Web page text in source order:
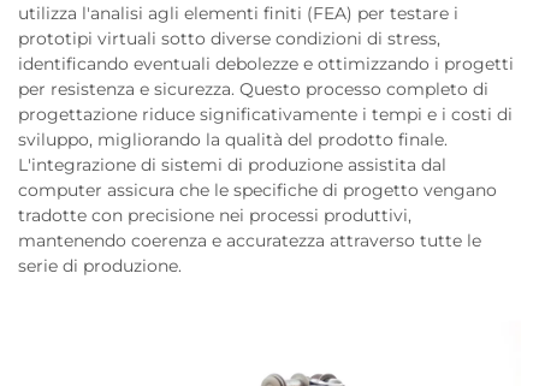
utilizza l'analisi agli elementi finiti (FEA) per testare i
prototipi virtuali sotto diverse condizioni di stress,
identificando eventuali debolezze e ottimizzando i progetti
per resistenza e sicurezza. Questo processo completo di
progettazione riduce significativamente i tempi e i costi di
sviluppo, migliorando la qualità del prodotto finale.
L'integrazione di sistemi di produzione assistita dal
computer assicura che le specifiche di progetto vengano
tradotte con precisione nei processi produttivi,
mantenendo coerenza e accuratezza attraverso tutte le
serie di produzione.